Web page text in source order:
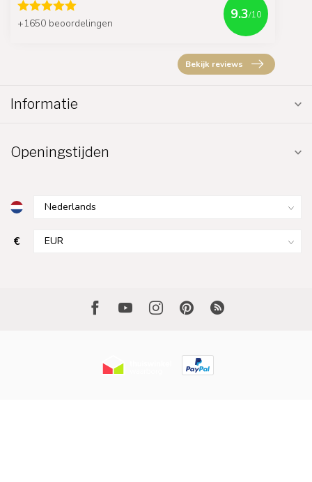
+1650 beoordelingen
9.3/10
Bekijk reviews
Informatie
Openingstijden
€